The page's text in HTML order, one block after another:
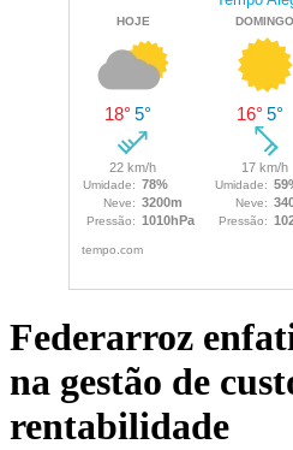
Federarroz
na gestão de
rentabilidade